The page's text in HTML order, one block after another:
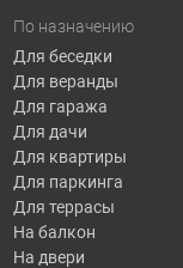
По назначению
Для беседки
Для веранды
Для гаража
Для дачи
Для квартиры
Для паркинга
Для террасы
На балкон
На двери